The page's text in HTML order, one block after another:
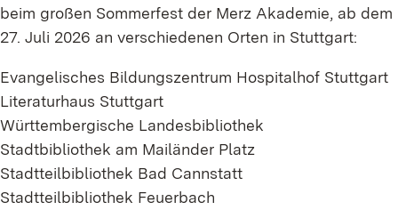
beim großen Sommerfest der Merz Akademie, ab dem
27. Juli 2026 an verschiedenen Orten in Stuttgart:
Evangelisches Bildungszentrum Hospitalhof Stuttgart
Literaturhaus Stuttgart
Württembergische Landesbibliothek
Stadtbibliothek am Mailänder Platz
Stadtteilbibliothek Bad Cannstatt
Stadtteilbibliothek Feuerbach